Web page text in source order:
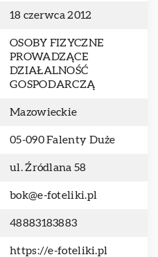
18 czerwca 2012
OSOBY FIZYCZNE
PROWADZĄCE
DZIAŁALNOŚĆ
GOSPODARCZĄ
Mazowieckie
05-090 Falenty Duże
ul. Źródlana 58
bok@e-foteliki.pl
48883183883
https://e-foteliki.pl